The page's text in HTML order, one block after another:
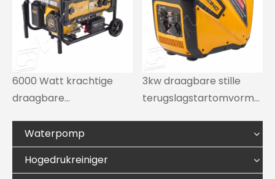
6000 Watt krachtige
draagbare
buiten
3kw draagbare stille
terugslagstartomvorme
Waterpomp
Hogedrukreiniger